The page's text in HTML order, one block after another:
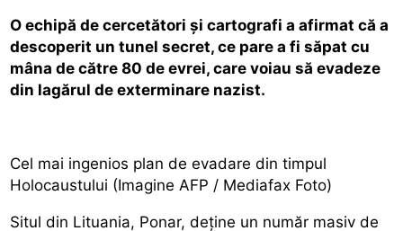
O echipă de cercetători şi cartografi a afirmat că a
descoperit un tunel secret, ce pare a fi săpat cu
mâna de către 80 de evrei, care voiau să evadeze
din lagărul de exterminare nazist.
Cel mai ingenios plan de evadare din timpul
Holocaustului (Imagine AFP / Mediafax Foto)
Situl din Lituania, Ponar, deţine un număr masiv de